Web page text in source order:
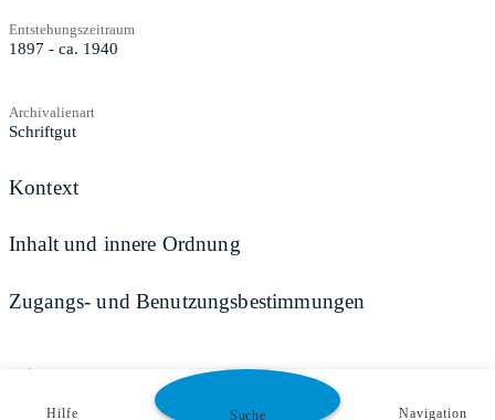
Entstehungszeitraum
1897 - ca. 1940
Archivalienart
Schriftgut
Kontext
Inhalt und innere Ordnung
Zugangs- und Benutzungsbestimmungen
Teilen
Hilfe Suche Navigation